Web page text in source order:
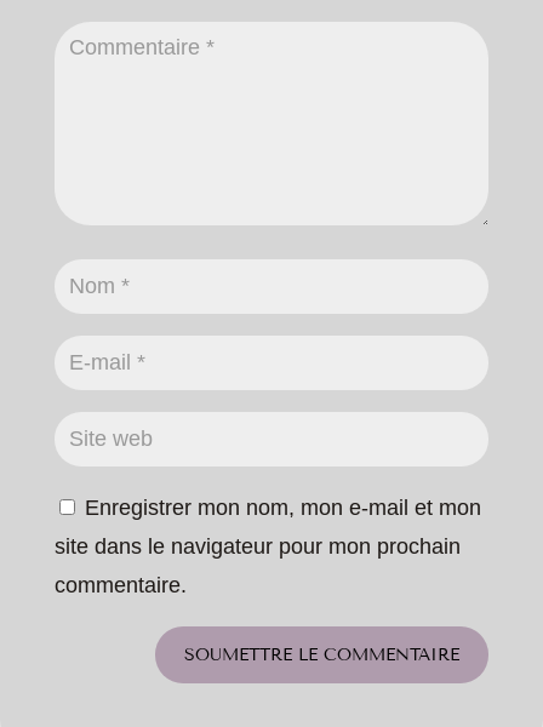
Enregistrer mon nom, mon e-mail et mon
site dans le navigateur pour mon prochain
commentaire.
SOUMETTRE LE COMMENTAIRE